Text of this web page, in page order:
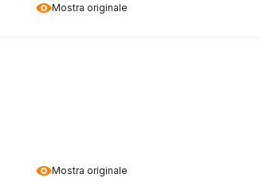
Mostra originale
Mostra originale